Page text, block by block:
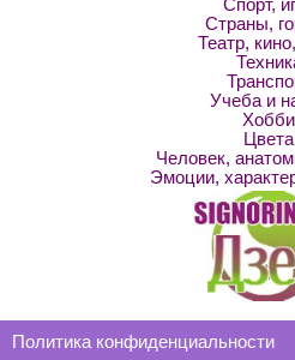
Спорт,
Страны,
Театр,
Учеба и
Хобби
Цвета
Человек,
Эмоции,
Политика конфиденциальности